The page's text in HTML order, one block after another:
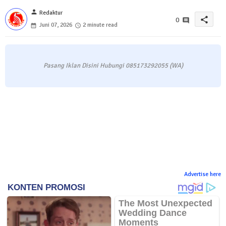
person Redaktur
Juni 07, 2026
2 minute read
0 share
Pasang Iklan Disini Hubungi 085173292055 (WA)
Advertise here